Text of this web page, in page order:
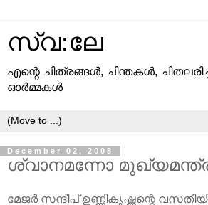
സ്വ:ലേ
എന്റെ ചിത്രങ്ങള്‍, ചിന്തകള്‍,
ഓര്‍മ്മകള്‍
December 02, 2008
ശ്വാനമന്നോ
മേജര്‍ സന്ദീപ്‌ ഉണ്ണികൃഷ്ണന്റെ